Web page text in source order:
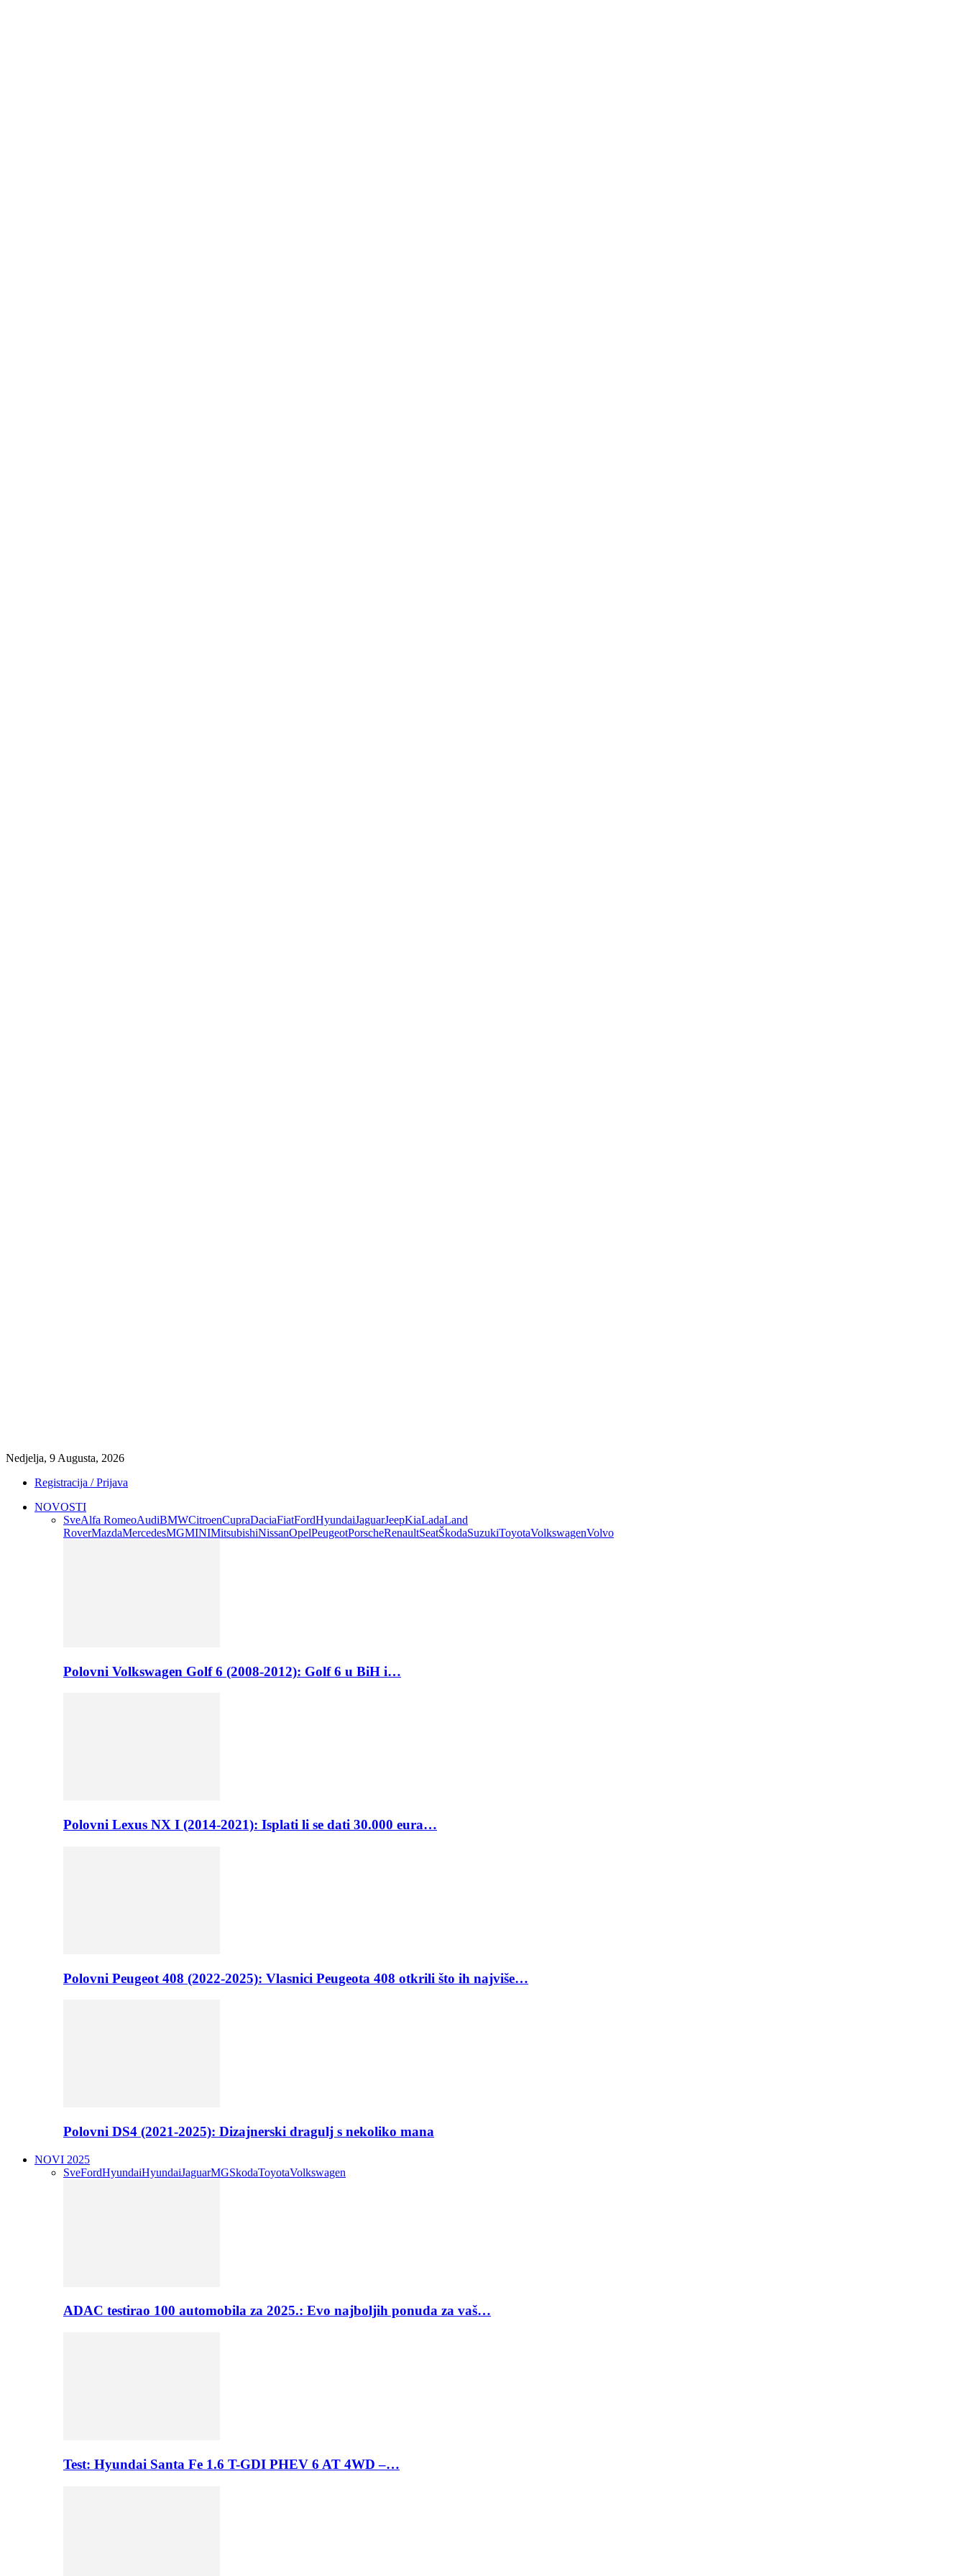
Nedjelja, 9 Augusta, 2026
Registracija / Prijava
NOVOSTI
SveAlfa RomeoAudiBMWCitroenCupraDaciaFiatFordHyundaiJaguarJeepKiaLadaLand
RoverMazdaMercedesMGMINIMitsubishiNissanOpelPeugeotPorscheRenaultSeatŠkodaSuzukiToyotaVolkswagenVolvo
Polovni Volkswagen Golf 6 (2008-2012): Golf 6 u BiH i…
Polovni Lexus NX I (2014-2021): Isplati li se dati 30.000 eura…
Polovni Peugeot 408 (2022-2025): Vlasnici Peugeota 408 otkrili što ih najviše…
Polovni DS4 (2021-2025): Dizajnerski dragulj s nekoliko mana
NOVI 2025
SveFordHyundaiHyundaiJaguarMGSkodaToyotaVolkswagen
ADAC testirao 100 automobila za 2025.: Evo najboljih ponuda za vaš…
Test: Hyundai Santa Fe 1.6 T-GDI PHEV 6 AT 4WD –…